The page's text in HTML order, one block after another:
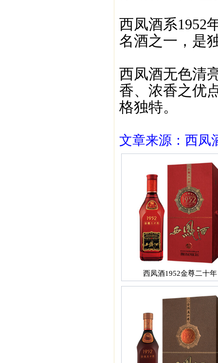
西凤酒系1952
名酒之一，是
西凤酒无色清
香、浓香之优
格独特。
文章来源：西凤
西凤酒1952金尊二十年